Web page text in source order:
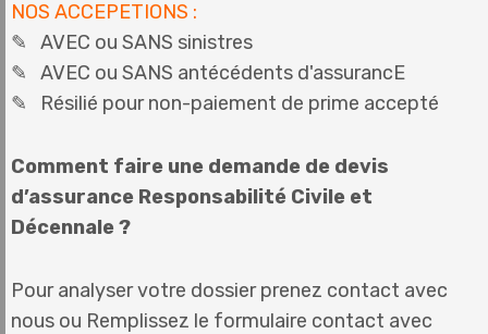
NOS ACCEPETIONS :
✎ AVEC ou SANS sinistres
✎ AVEC ou SANS antécédents d'assurancE
✎ Résilié pour non-paiement de prime accepté
Comment faire une demande de devis
d’assurance Responsabilité Civile et
Décennale ?
Pour analyser votre dossier prenez contact avec
nous ou Remplissez le formulaire contact avec